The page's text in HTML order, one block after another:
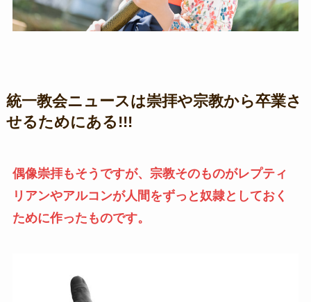
統一教会ニュースは崇拝や宗教から卒業さ
せるためにある!!!
偶像崇拝もそうですが、宗教そのものがレプティ
リアンやアルコンが人間をずっと奴隷としておく
ために作ったものです。